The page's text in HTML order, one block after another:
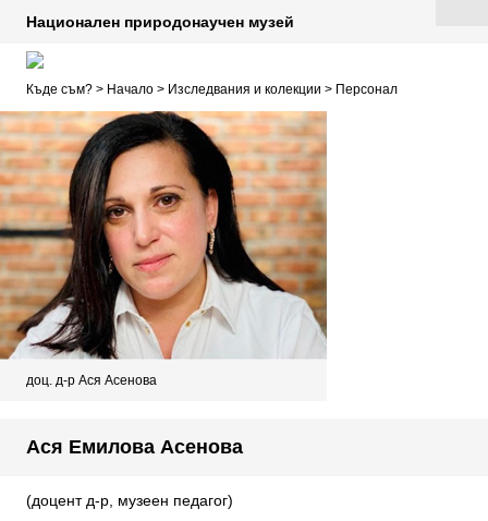
Национален природонаучен музей
Къде съм? > Начало > Изследвания и колекции > Персонал
доц. д-р Ася Асенова
Ася Емилова Асенова
(доцент д-р, музеен педагог)